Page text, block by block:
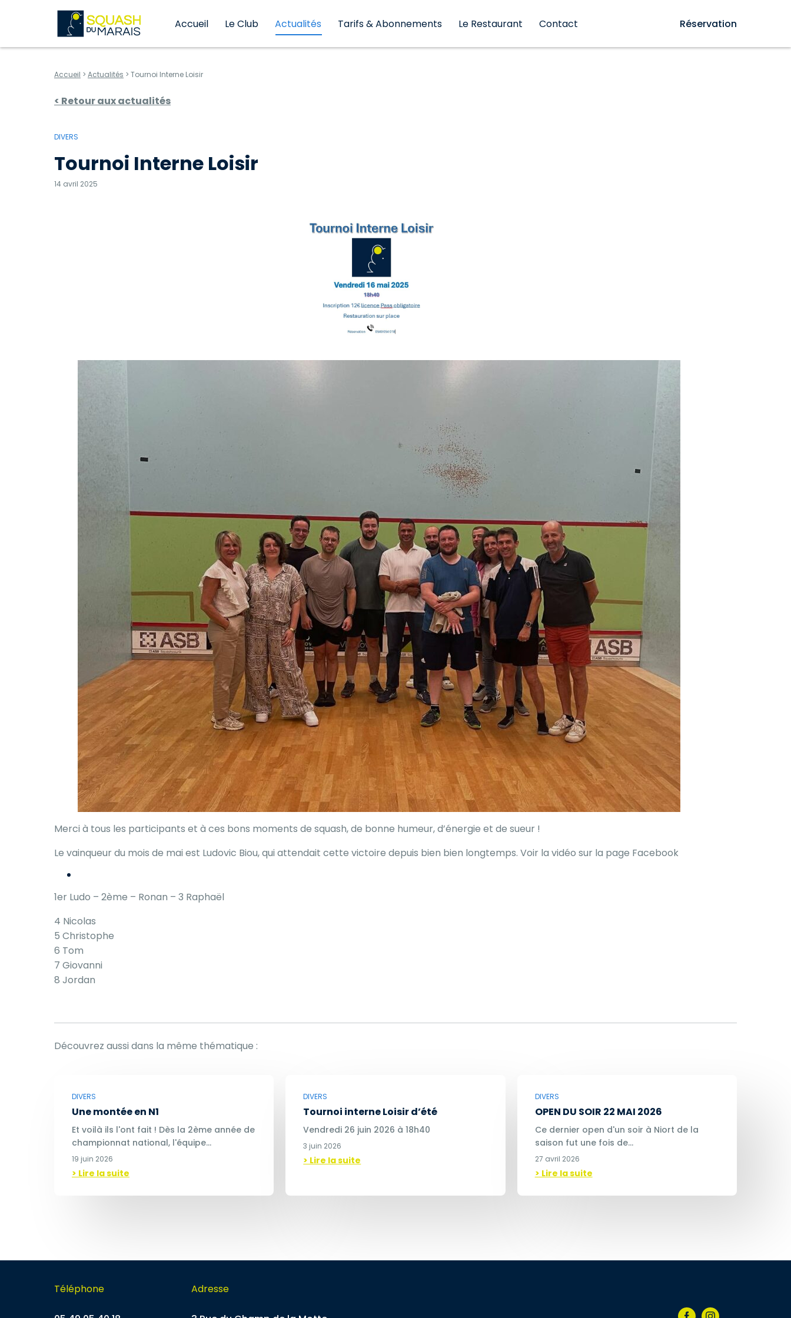
Accueil
Le Club Actualités Tarifs & Abonnements Le Restaurant Contact Réservation
Accueil > Actualités > Tournoi Interne Loisir
< Retour aux actualités
DIVERS
Tournoi Interne Loisir
14 avril 2025
Merci à tous les participants et à ces bons moments de squash, de bonne humeur, d’énergie et de sueur !
Le vainqueur du mois de mai est Ludovic Biou, qui attendait cette victoire depuis bien bien longtemps. Voir la vidéo sur la page Facebook
1er Ludo – 2ème – Ronan – 3 Raphaël
4 Nicolas
5 Christophe
6 Tom
7 Giovanni
8 Jordan
Découvrez aussi dans la même thématique :
DIVERS
Une montée en N1
Et voilà ils l'ont fait ! Dès la 2ème année de
championnat national, l'équipe…
19 juin 2026
> Lire la suite
DIVERS
Tournoi interne Loisir d’été
Vendredi 26 juin 2026 à 18h40
3 juin 2026
> Lire la suite
DIVERS
OPEN DU SOIR 22 MAI 2026
Ce dernier open d'un soir à Niort de la
saison fut une fois de…
27 avril 2026
> Lire la suite
Téléphone Adresse